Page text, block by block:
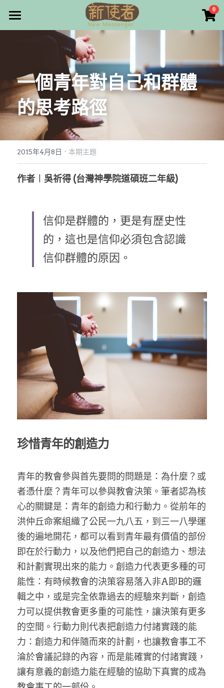
0
最新消息
雜誌目錄
雜誌專欄
最新文章
編者的話
本期主題
台灣教會人物檔案
乘著夢想去旅行
成長部落格
解惑之窗
母語葡萄園
神學淺說
信仰生活
好書櫥窗
家書
畫話人生
寫寫畫畫
漫畫
訂購/奉獻/廣告刊登
好站連結
搜索
一個青年對自己和群體
的思考路徑
2015年4月8日 · 本期主題
作者︱吳祈得 (台灣神學院道碩班二年級)
信仰是群體的，更是有歷史性
的，這也是信仰必須包含認識
信仰群體的原因。
珍惜青年的創造力
青年的教會參與首先要問的問題是：為什麼？或
者憑什麼？青年可以參與教會決策。筆者認為核
心的關鍵是：青年的創造力和行動力。從前年的
洪仲丘命案組織了公民一九八五，到三一八學運
後的遍地開花，都可以看到青年最有價值的部份
即在於行動力，以及他們把自己的創造力、想法
和計劃實現出來的能力。創造力代表更多種的可
能性：有時候教會的決策容易落入非A即B的邏
輯之中，或是完全依靠過去的經驗來判斷，創造
力可以提供教會更多重的可能性，讓決策有更多
的空間。行動力則代表把創造力付諸實踐的能
力：創造力和伴隨而來的計劃，也讓教會事工不
淪於會議記錄的內容，而是能確實的付諸實踐，
讓有意義的創造力能在經驗的協助下真實的成為
×
商品分類
所有商品分類